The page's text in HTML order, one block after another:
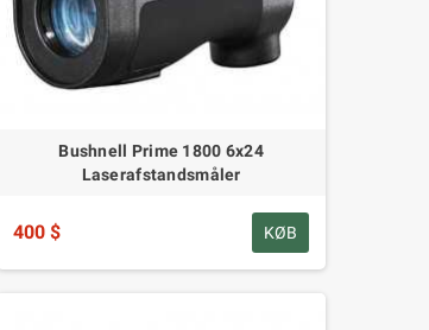
Bushnell Prime 1800 6x24
Laserafstandsmåler
400 $ KØB